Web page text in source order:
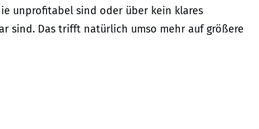
unprofitabel sind oder über kein klares
sind. Das trifft natürlich umso mehr auf größere